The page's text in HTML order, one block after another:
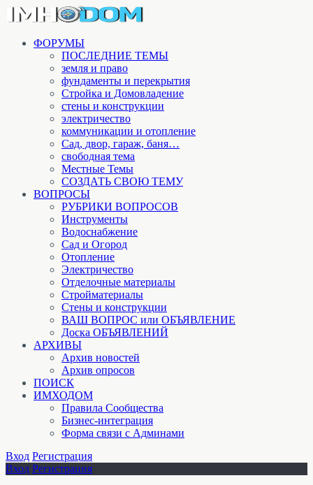
ФОРУМЫ
ПОСЛЕДНИЕ ТЕМЫ
земля и право
фундаменты и перекрытия
Стройка и Домовладение
стены и конструкции
электричество
коммуникации и отопление
Cад, двор, гараж, баня…
свободная тема
Местные Темы
СОЗДАТЬ СВОЮ ТЕМУ
ВОПРОСЫ
РУБРИКИ ВОПРОСОВ
Инструменты
Водоснабжение
Сад и Огород
Отопление
Электричество
Отделочные материалы
Стройматериалы
Стены и конструкции
ВАШ ВОПРОС или ОБЪЯВЛЕНИЕ
Доска ОБЪЯВЛЕНИЙ
АРХИВЫ
Архив новостей
Архив опросов
ПОИСК
ИМХОДОМ
Правила Сообщества
Бизнес-интеграция
Форма связи с Админами
Вход Регистрация
Вход Регистрация